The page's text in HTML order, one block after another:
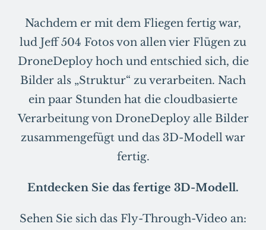
Nachdem er mit dem Fliegen fertig war,
lud Jeff 504 Fotos von allen vier Flügen zu
DroneDeploy hoch und entschied sich, die
Bilder als „Struktur“ zu verarbeiten. Nach
ein paar Stunden hat die cloudbasierte
Verarbeitung von DroneDeploy alle Bilder
zusammengefügt und das 3D-Modell war
fertig.
Entdecken Sie das fertige 3D-Modell.
Sehen Sie sich das Fly-Through-Video an: